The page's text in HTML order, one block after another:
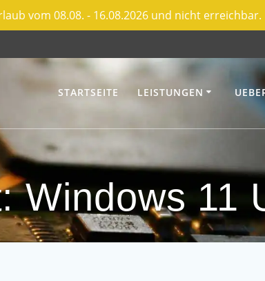
vom 08.08. - 16.08.2026 und nicht erreichbar.
STARTSEITE LEISTUNGEN
Windows 11